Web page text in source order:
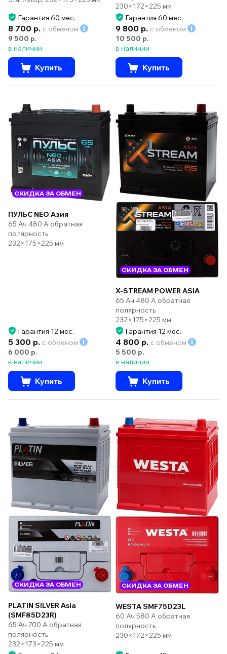
Гарантия 60 мес.
8 700 р. с обменом
9 500 р.
в наличии
Купить
230×172×225 мм
Гарантия 60 мес.
9 800 р. с обменом
10 500 р.
в наличии
Купить
СКИДКА ЗА ОБМЕН
ПУЛЬС NEO Азия
65 Ач 480 А обратная
полярность
232×175×225 мм
Гарантия 12 мес.
5 300 р. с обменом
6 000 р.
в наличии
Купить
СКИДКА ЗА ОБМЕН
X-STREAM POWER ASIA
65 Ач 480 А обратная
полярность
232×175×225 мм
Гарантия 12 мес.
4 800 р. с обменом
5 500 р.
в наличии
Купить
СКИДКА ЗА ОБМЕН
PLATIN SILVER Asia
(SMF85D23R)
65 Ач 700 А обратная
полярность
232×173×225 мм
СКИДКА ЗА ОБМЕН
WESTA SMF75D23L
60 Ач 580 А обратная
полярность
230×172×225 мм